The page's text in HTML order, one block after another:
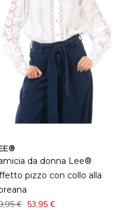
da donna Lee®
pizzo con collo alla
€ 53,95 €